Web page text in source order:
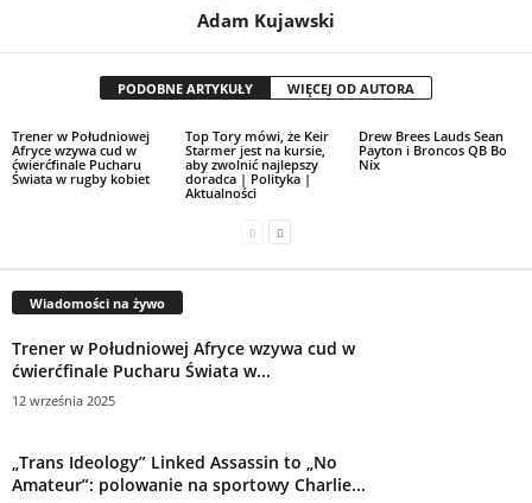
Adam Kujawski
PODOBNE ARTYKUŁY WIĘCEJ OD AUTORA
Trener w Południowej
Afryce wzywa cud w
ćwierćfinale Pucharu
Świata w rugby kobiet
Top Tory mówi, że Keir
Starmer jest na kursie,
aby zwolnić najlepszy
doradca | Polityka |
Aktualności
Drew Brees Lauds Sean
Payton i Broncos QB Bo
Nix
Wiadomości na żywo
Trener w Południowej Afryce wzywa cud w
ćwierćfinale Pucharu Świata w...
12 września 2025
„Trans Ideology” Linked Assassin to „No
Amateur”: polowanie na sportowy Charlie...